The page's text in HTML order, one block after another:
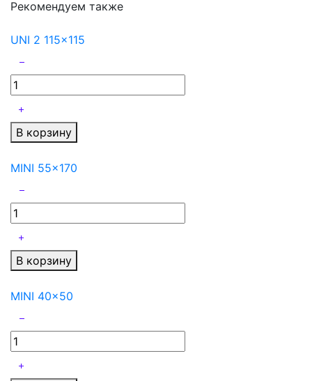
Рекомендуем также
UNI 2 115x115
В корзину
MINI 55x170
В корзину
MINI 40x50